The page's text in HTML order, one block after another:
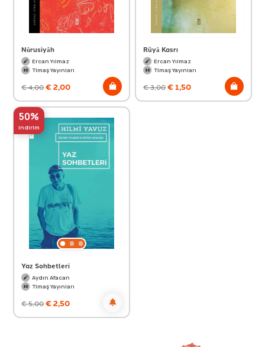
Nûrusiyâh
Ercan Yılmaz
Timaş Yayınları
€4,00€2,00
Rüyâ Kasrı
Ercan Yılmaz
Timaş Yayınları
€3,00€1,50
50%
indirim
Yaz Sohbetleri
Aydın Afacan
Timaş Yayınları
€5,00€2,50